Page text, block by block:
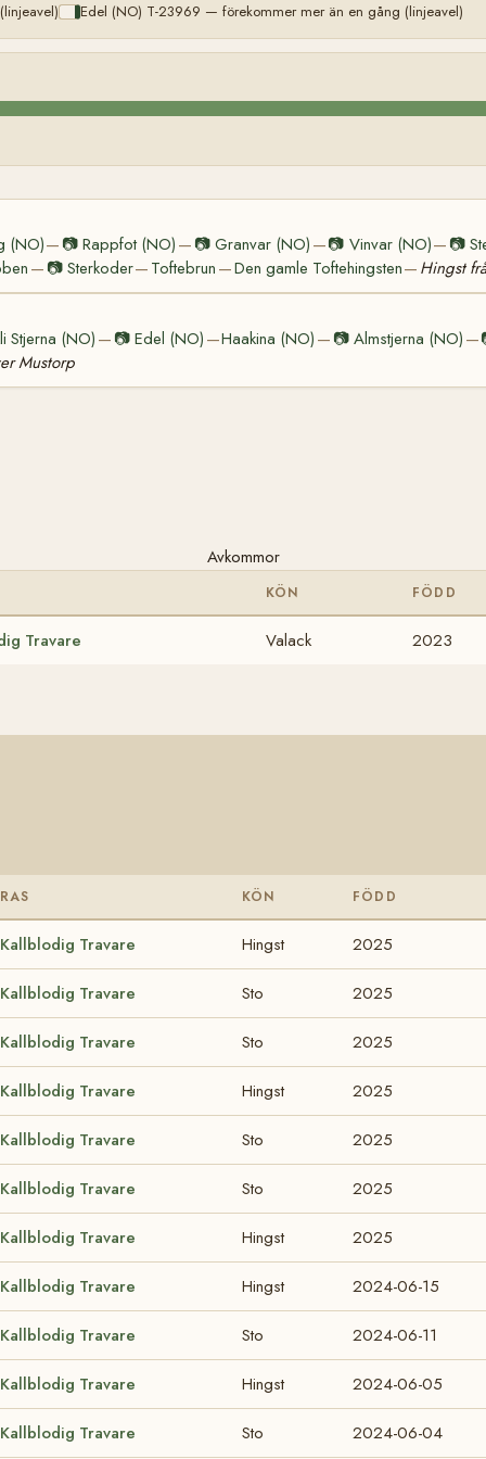
Edel (NO) T-23969 — förekommer mer än en gång (linjeavel)
(NO)— 📷 Rappfot (NO) — 📷Granvar (NO) —📷 Vinvar (NO)— 📷
— 📷 Sterkoder— Toftebrun —Den gamle Toftehingsten— Hingst
Stjerna (NO) — 📷Edel (NO) —Haakina (NO) — 📷Almstjerna (NO) —
Mustorp
Avkommor
KÖN FÖDD
Travare Valack 2023
RAS KÖN FÖDD
Kallblodig Travare Hingst 2025
Kallblodig Travare Sto 2025
Kallblodig Travare Sto 2025
Kallblodig Travare Hingst 2025
Kallblodig Travare Sto 2025
Kallblodig Travare Sto 2025
Kallblodig Travare Hingst 2025
Kallblodig Travare Hingst 2024-06-15
Kallblodig Travare Sto 2024-06-11
Kallblodig Travare Hingst 2024-06-05
Kallblodig Travare Sto 2024-06-04